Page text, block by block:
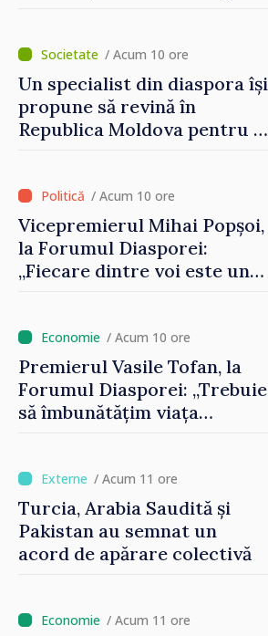
/ Acum 10 ore
Un specialist din diaspora își
propune să revină în
Republica Moldova pentru a
/ Acum 10 ore
Vicepremierul Mihai Popșoi,
la Forumul Diasporei:
„Fiecare dintre voi este un
imaginii Republicii Moldova”
/ Acum 10 ore
Premierul Vasile Tofan, la
Forumul Diasporei: „Trebuie
să îmbunătățim viața
/ Acum 11 ore
Turcia, Arabia Saudită și
Pakistan au semnat un
acord de apărare colectivă
/ Acum 11 ore